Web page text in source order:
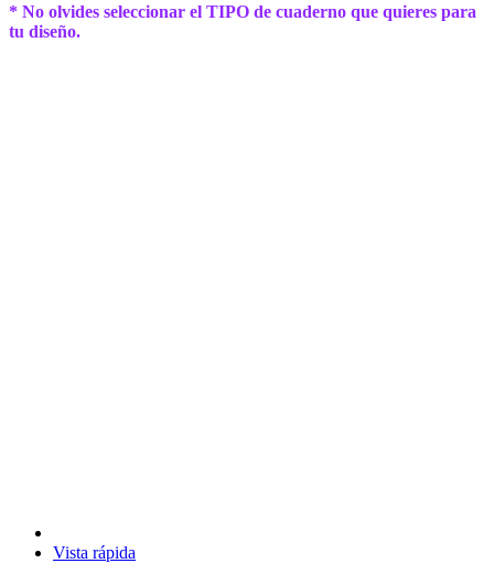
* No olvides seleccionar el TIPO de cuaderno que quieres para
tu diseño.
Vista rápida